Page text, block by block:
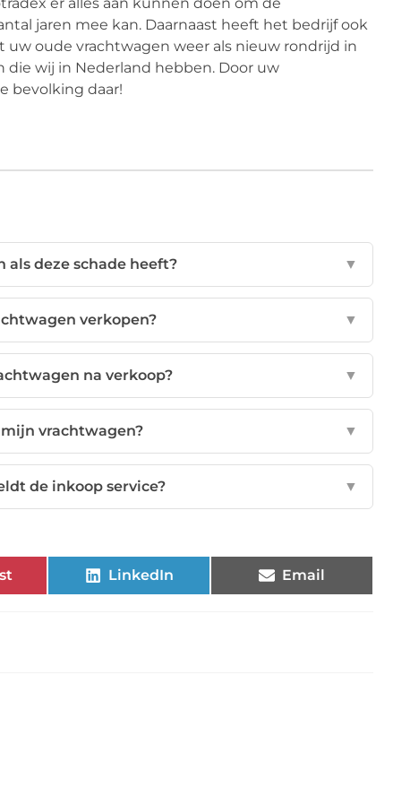
jaren mee kan. Daarnaast heeft het bedrijf ook
oude vrachtwagen weer als nieuw rondrijd in
die wij in Nederland hebben. Door uw
bevolking daar!
deze schade heeft? ▼
verkopen? ▼
na verkoop? ▼
vrachtwagen? ▼
de inkoop service? ▼
LinkedIn Email